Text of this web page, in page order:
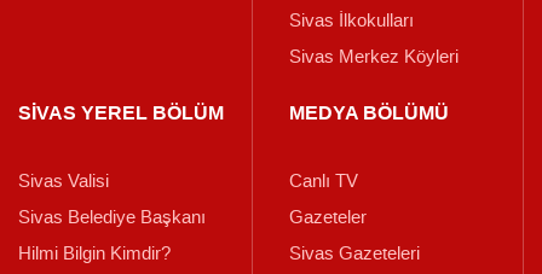
Sivas İlkokulları
Sivas Merkez Köyleri
SİVAS YEREL BÖLÜM
Sivas Valisi
Sivas Belediye Başkanı
Hilmi Bilgin Kimdir?
MEDYA BÖLÜMÜ
Canlı TV
Gazeteler
Sivas Gazeteleri